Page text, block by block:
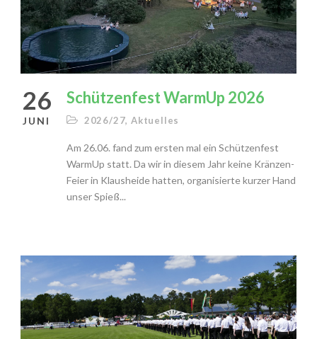
26
JUNI
Schützenfest WarmUp 2026
2026/27, Aktuelles
Am 26.06. fand zum ersten mal ein Schützenfest
WarmUp statt. Da wir in diesem Jahr keine Kränzen-
Feier in Klausheide hatten, organisierte kurzer Hand
unser Spieß...